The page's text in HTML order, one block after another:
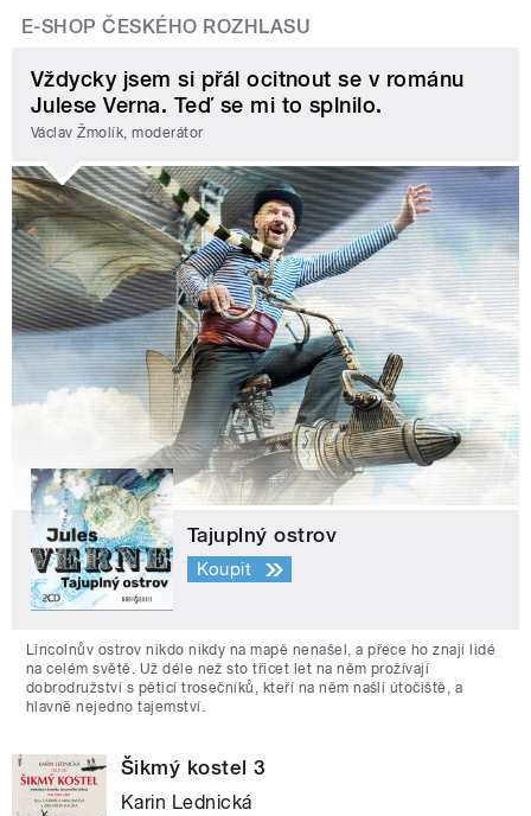
E-SHOP ČESKÉHO ROZHLASU
Vždycky jsem si přál ocitnout se v románu
Julese Verna. Teď se mi to splnilo.
Václav Žmolík, moderátor
Tajuplný ostrov
Koupit
Lincolnův ostrov nikdo nikdy na mapě nenašel, a přece ho znají lidé
na celém světě. Už déle než sto třicet let na něm prožívají
dobrodružství s pěticí trosečníků, kteří na něm našli útočiště, a
hlavně nejedno tajemství.
Šikmý kostel 3
Karin Lednická